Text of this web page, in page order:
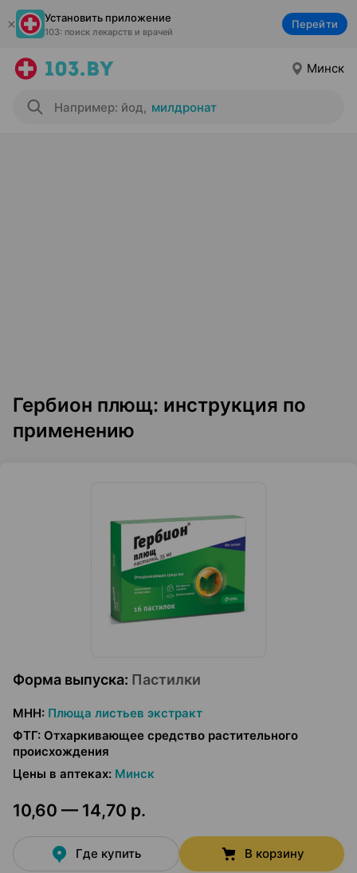
Установить приложение
103: поиск лекарств и врачей
Перейти
Минск
Например: йод, милдронат
Гербион плющ: инструкция по
применению
Форма выпуска: Пастилки
МНН: Плюща листьев экстракт
ФТГ: Отхаркивающее средство растительного
происхождения
Цены в аптеках: Минск
10,60 — 14,70 р.
Где купить В корзину